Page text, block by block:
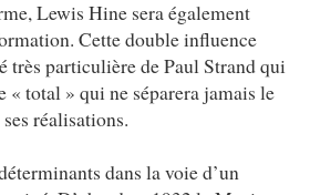
Lewis Hine sera également
Cette double influence
très particulière de Paul Strand qui
« total » qui ne séparera jamais le
réalisations.
dans la voie d’un